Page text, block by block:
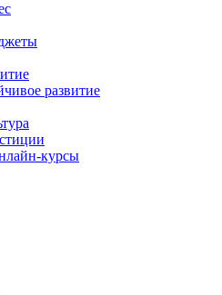
развитие
курсы